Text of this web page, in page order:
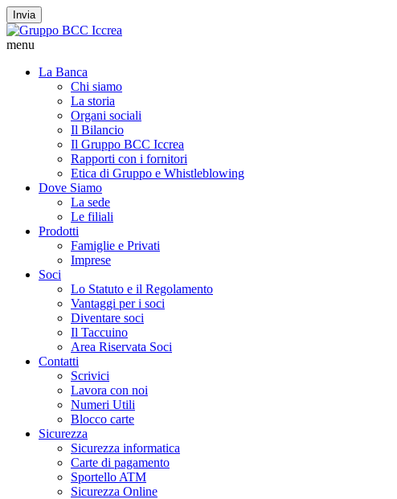
Invia
menu
La Banca
Chi siamo
La storia
Organi sociali
Il Bilancio
Il Gruppo BCC Iccrea
Rapporti con i fornitori
Etica di Gruppo e Whistleblowing
Dove Siamo
La sede
Le filiali
Prodotti
Famiglie e Privati
Imprese
Soci
Lo Statuto e il Regolamento
Vantaggi per i soci
Diventare soci
Il Taccuino
Area Riservata Soci
Contatti
Scrivici
Lavora con noi
Numeri Utili
Blocco carte
Sicurezza
Sicurezza informatica
Carte di pagamento
Sportello ATM
Sicurezza Online